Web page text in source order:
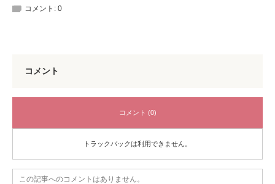
コメント: 0
コメント
コメント (0)
トラックバックは利用できません。
この記事へのコメントはありません。